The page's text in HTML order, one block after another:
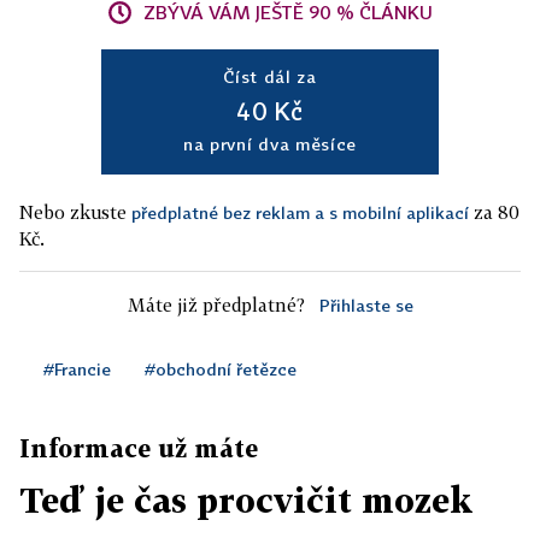
ZBÝVÁ VÁM JEŠTĚ 90 % ČLÁNKU
Číst dál za
40 Kč
na první dva měsíce
Nebo zkuste předplatné bez reklam a s mobilní aplikací za 80
Kč.
Máte již předplatné? Přihlaste se
#Francie #obchodní řetězce
Informace už máte
Teď je čas procvičit mozek